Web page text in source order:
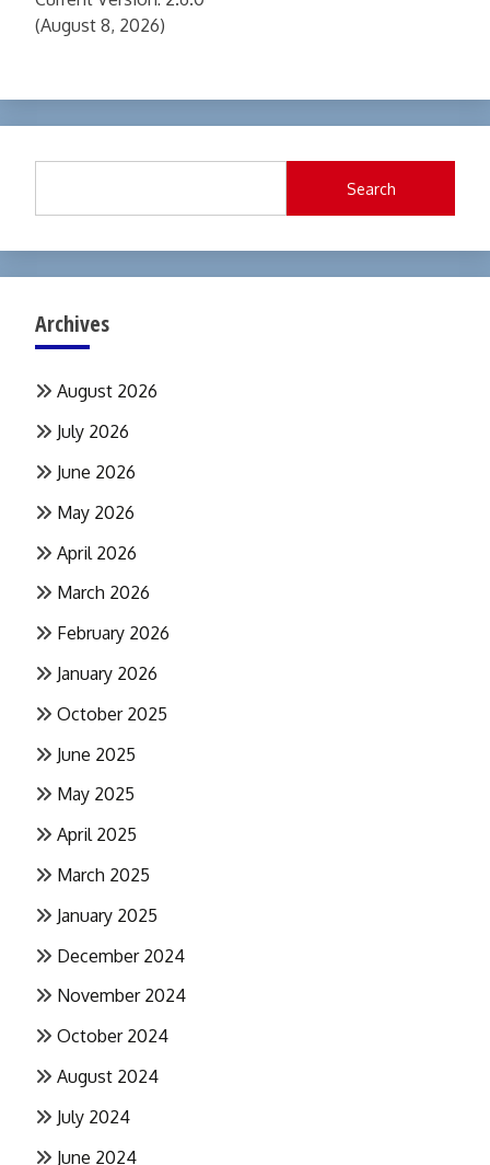
(August 8, 2026)
Search
Archives
August 2026
July 2026
June 2026
May 2026
April 2026
March 2026
February 2026
January 2026
October 2025
June 2025
May 2025
April 2025
March 2025
January 2025
December 2024
November 2024
October 2024
August 2024
July 2024
June 2024